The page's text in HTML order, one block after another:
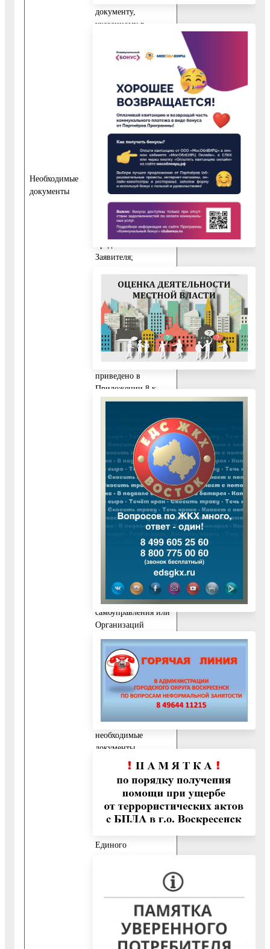
Необходимые
документы
документу,
указанному в
настоящего
Административного
представляются
следующие
обязательные
документы:
10.4.1. Заявление,
подписанное
представителем
Заявителя;
10.4.2. Документ,
удостоверяющий
личность
Заявителя;
подтверждающий
полномочия
представителя
Заявителя.
10.6. Описание
документов
приведено в
Приложении 8 к
настоящему
11. Исчерпывающий
перечень
документов,
необходимых для
предоставления
Муниципальной
услуги, которые
распоряжении
государственной
власти, Органов
местного
самоуправления или
Организаций
11.1. Для
предоставления
Муниципальной
услуги
Администрацией
следующие
необходимые
документы,
находящиеся в
распоряжении
органов
государственной
власти:
Единого
юридических лиц из
Федеральной
налоговой службы
России;
11.1.2. Выписка из